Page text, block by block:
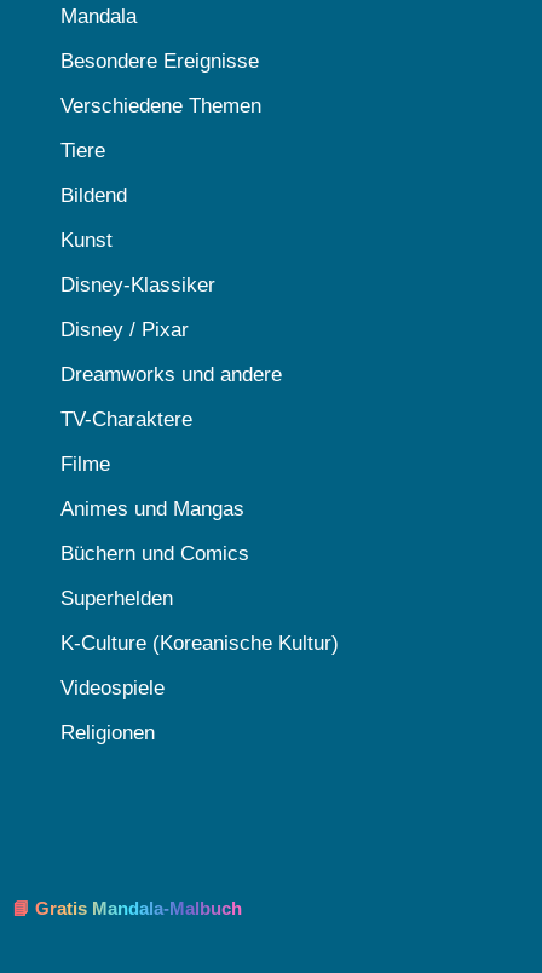
Mandala
Besondere Ereignisse
Verschiedene Themen
Tiere
Bildend
Kunst
Disney-Klassiker
Disney / Pixar
Dreamworks und andere
TV-Charaktere
Filme
Animes und Mangas
Büchern und Comics
Superhelden
K-Culture (Koreanische Kultur)
Videospiele
Religionen
📘 Gratis Mandala-Malbuch